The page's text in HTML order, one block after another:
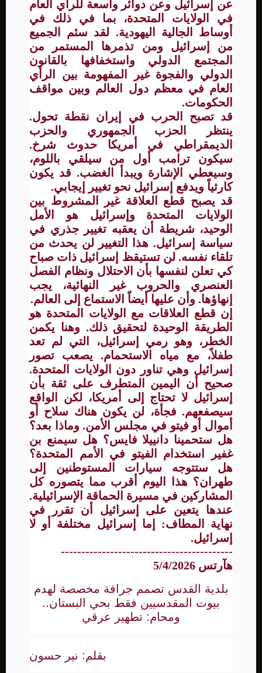
عن إسرائيل وعن دوائر واسعة للرأي العام
في الولايات المتحدة، بما في ذلك في
أوساط الجالية اليهودية. لقد سئم الجميع
من إسرائيل ومن تذمرها المستمر من
المجتمع الدولي واستخفافها بالقانون
الدولي والفجوة غير المفهومة بين الرأي
العام في معظم دول العالم وبين مواقف
الحكومات.
قد تصبح الحرب في إيران نقطة تحول.
ينتظر الحزب الجمهوري والحزب
الديمقراطي في أمريكا حدوث شرخ.
سيكون ترامب أول من سيلقي باللوم،
وسيعطي الإشارة ويبدأ الغضب. قد يكون
كارثياً ويدفع إسرائيل نحو تغيير إيجابي.
قد يصبح قطع العلاقة غير المشروط بين
الولايات المتحدة وإسرائيل هو الأمل
الوحيد، شريطة أن يعقبه تغيير جذري في
سياسة إسرائيل. هذا التغيير لن يحدث من
تلقاء نفسه. لن تستيقظ إسرائيل ذات صباح
كي تعلن لنفسها بأن الاحتلال ونظام الفصل
العنصري والحروب غير النهائية، يجب
إنهاؤها. وأن عليها أيضاً الاستماع إلى العالم.
إن قطع العلاقات مع الولايات المتحدة هو
الطريقة الوحيدة لتحقيق ذلك. وهنا يكمن
الخطر، وهو رمي إسرائيل، التي لم تعد
طفلاً، مع مياه الاستحمام. يصعب تصور
إسرائيل وهي تناور دون الولايات المتحدة.
صحيح أن اليمين المتطرف على ثقة بأن
إسرائيل لا تحتاج إلى أمريكا، لكن الواقع
سيصفعهم. فجأة، لن يكون هناك سلاح أو
أموال أو فيتو في مجلس الأمن. وماذا بعد؟
هل ستحمينا دانييلا فايس؟ هل سيمنع بن
غفير استخدام الفيتو في الأمم المتحدة؟
هل ستتوجه سيارات المستوطنين إلى
طهران؟ هذا اليوم أقرب مما يتصوره كل
المشاركين في مسيرة الحماقة الإسرائيلية.
عندها يتعين على إسرائيل أن تقرر في
نهاية المطاف: إما إسرائيل مختلفة أو لا
إسرائيل.
------------------------------------------
هآرتس 5/4/2026
بلدية القدس تصمم جرافة مخصصة لهدم
بيوت المقدسيين فقط بحي البستان..
ومحام: تطهير عرقي
بقلم: نير حسون